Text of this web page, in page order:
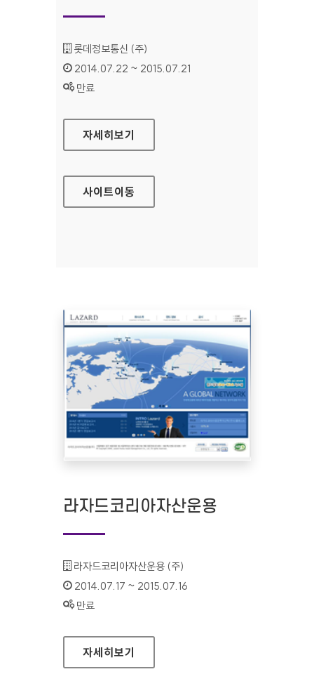
기관명 :
롯데정보통신 (주)
인증기간 :
2014.07.22 ~ 2015.07.21
상태 :
만료
롯데그룹채용 홈페이지
자세히보기
사이트이동
라자드코리아자산운용
기관명 :
라자드코리아자산운용 (주)
인증기간 :
2014.07.17 ~ 2015.07.16
상태 :
만료
라자드코리아자산운용
자세히보기